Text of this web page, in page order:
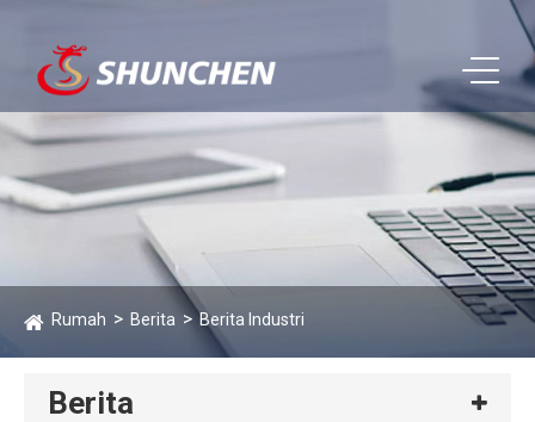
Rumah Berita Berita Industri
Berita